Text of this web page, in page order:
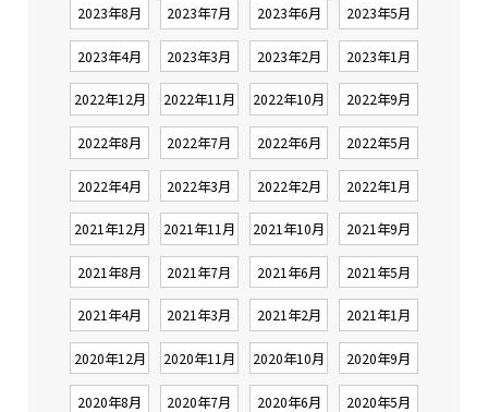
2023年8月 2023年7月 2023年6月 2023年5月
2023年4月 2023年3月 2023年2月 2023年1月
2022年12月 2022年11月 2022年10月 2022年9月
2022年8月 2022年7月 2022年6月 2022年5月
2022年4月 2022年3月 2022年2月 2022年1月
2021年12月 2021年11月 2021年10月 2021年9月
2021年8月 2021年7月 2021年6月 2021年5月
2021年4月 2021年3月 2021年2月 2021年1月
2020年12月 2020年11月 2020年10月 2020年9月
2020年8月 2020年7月 2020年6月 2020年5月